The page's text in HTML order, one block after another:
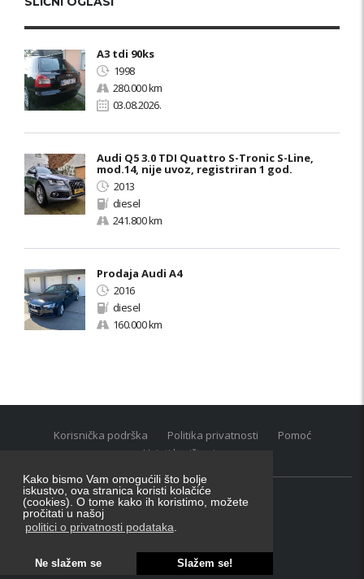
Kako bismo Vam omogućili što bolje
iskustvo, ova stranica koristi kolačiće
(cookies). O tome kako ih koristimo, možete
pročitati u našoj
politici o privatnosti podataka
Ne slažem se Slažem se!
A3 tdi 90ks
1998
280.000 km
03.08.2026.
Audi Q5 3.0 TDI Quattro S-Tronic S-Line,
mod.14, nije uvoz, registriran 1 god.
2013
diesel
241.800 km
Prodaja Audi A4
2016
diesel
160.000 km
Korisnička podrška Politika privatnosti
Pomoć
Uvjeti korištenja
Oglasnik grupacija:posao.hr|oglasnik.hr|auti.hr
Tečaj za konverziju u EUR valutu: 1 euro = 7.53450 kn